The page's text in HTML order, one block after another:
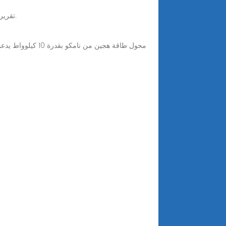
Feb 20, 2025 · تقرير عن المجموعة الشمسية - جاهز للطباعة في مادة الدراسات الاجتماعية الصف الخامس والسادس والسابع والثامن.